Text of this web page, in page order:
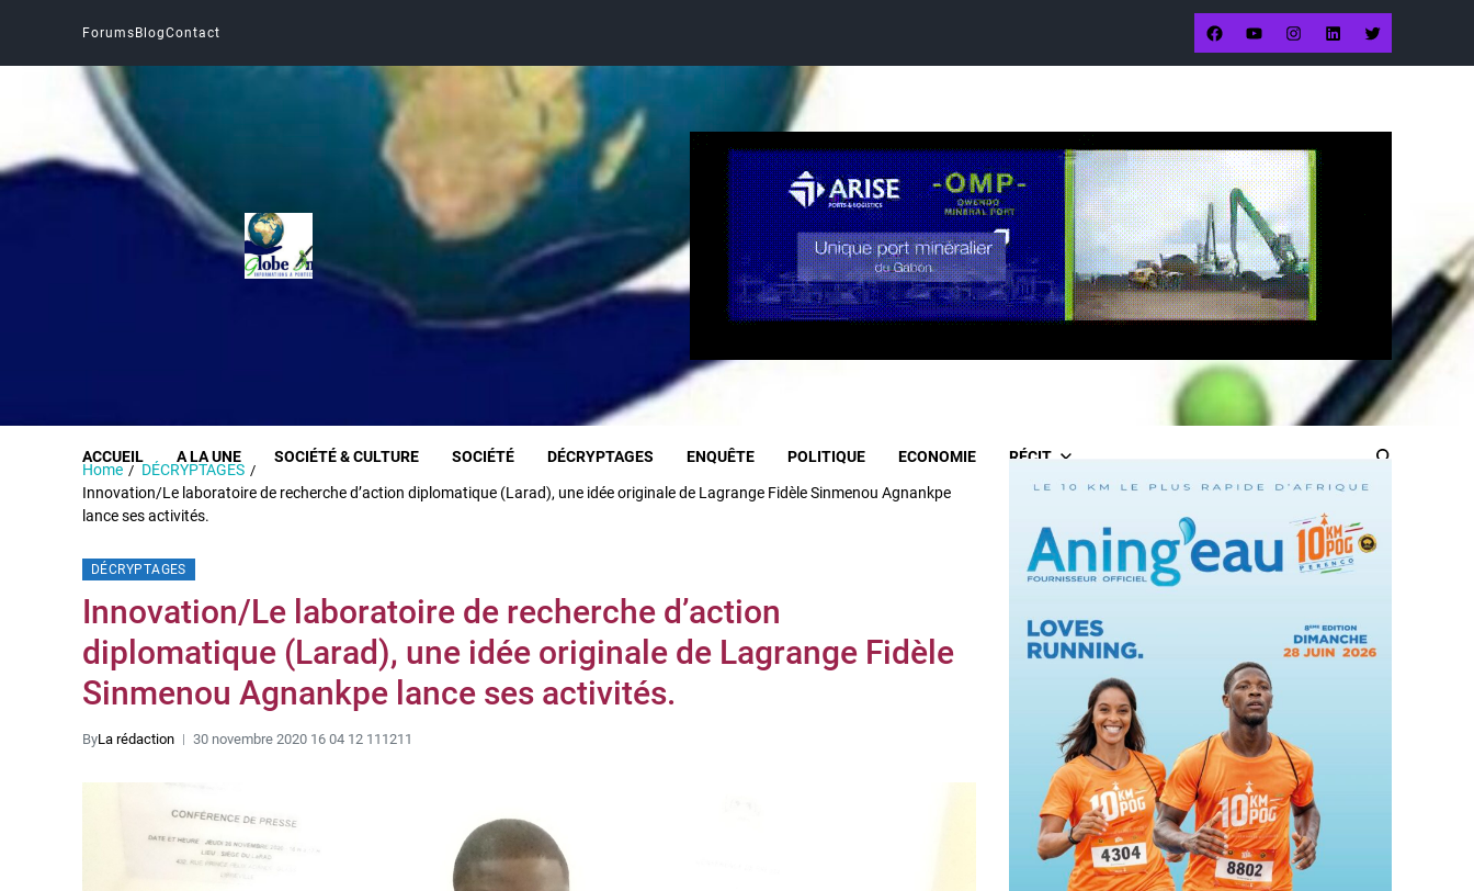
Forums BlogContact
ACCUEIL A LA UNE SOCIÉTÉ & CULTURE SOCIÉTÉ DÉCRYPTAGES ENQUÊTE POLITIQUE ECONOMIE RÉCIT
Home
DÉCRYPTAGES
Innovation/Le laboratoire de recherche d’action diplomatique (Larad), une idée originale de Lagrange Fidèle Sinmenou Agnankpe
lance ses activités.
DÉCRYPTAGES
Innovation/Le laboratoire de recherche d’action
diplomatique (Larad), une idée originale de Lagrange Fidèle
Sinmenou Agnankpe lance ses activités.
ByLa rédaction 30 novembre 2020 16 04 12 111211